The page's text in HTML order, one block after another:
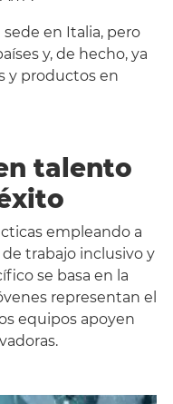
en Italia, pero
y, de hecho, ya
y productos en
talento
empleando a
trabajo inclusivo y
se basa en la
representan el
equipos apoyen